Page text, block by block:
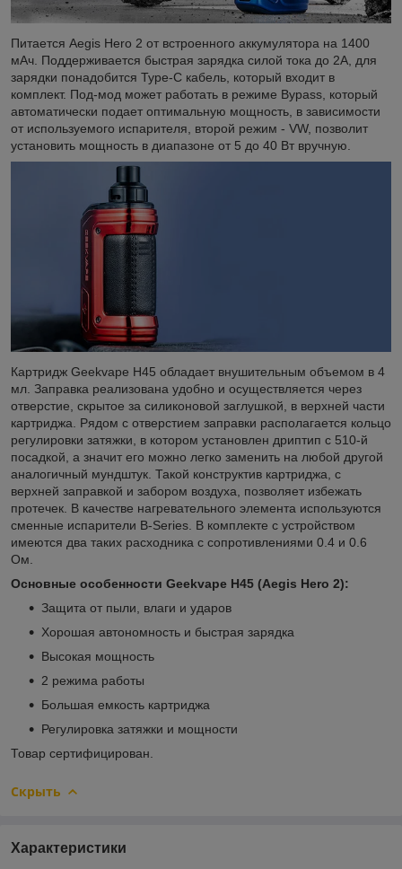
Питается Aegis Hero 2 от встроенного аккумулятора на 1400
мАч. Поддерживается быстрая зарядка силой тока до 2А, для
зарядки понадобится Type-C кабель, который входит в
комплект. Под-мод может работать в режиме Bypass, который
автоматически подает оптимальную мощность, в зависимости
от используемого испарителя, второй режим - VW, позволит
установить мощность в диапазоне от 5 до 40 Вт вручную.
Картридж Geekvape H45 обладает внушительным объемом в 4
мл. Заправка реализована удобно и осуществляется через
отверстие, скрытое за силиконовой заглушкой, в верхней части
картриджа. Рядом с отверстием заправки располагается кольцо
регулировки затяжки, в котором установлен дриптип с 510-й
посадкой, а значит его можно легко заменить на любой другой
аналогичный мундштук. Такой конструктив картриджа, с
верхней заправкой и забором воздуха, позволяет избежать
протечек. В качестве нагревательного элемента используются
сменные испарители B-Series. В комплекте с устройством
имеются два таких расходника с сопротивлениями 0.4 и 0.6
Ом.
Основные особенности Geekvape H45 (Aegis Hero 2):
Защита от пыли, влаги и ударов
Хорошая автономность и быстрая зарядка
Высокая мощность
2 режима работы
Большая емкость картриджа
Регулировка затяжки и мощности
Товар сертифицирован.
Скрыть
Характеристики